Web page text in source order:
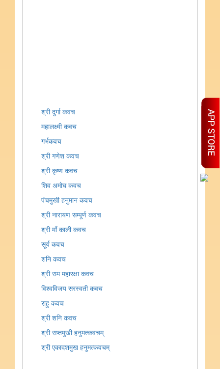
श्री दुर्गा कवच
महालक्ष्मी कवच
गर्भकवच
श्री गणेश कवच
श्री कृष्ण कवच
शिव अमोघ कवच
पंचमुखी हनुमान कवच
श्री नारायण सम्पूर्ण कवच
श्री माँ काली कवच
सूर्य कवच
शनि कवच
श्री राम महारक्षा कवच
विश्वविजय सरस्वती कवच
राहु कवच
श्री शनि कवच
श्री सप्तमुखी हनुमत्कवचम्
श्री एकादशमुख हनुमत्कवचम्